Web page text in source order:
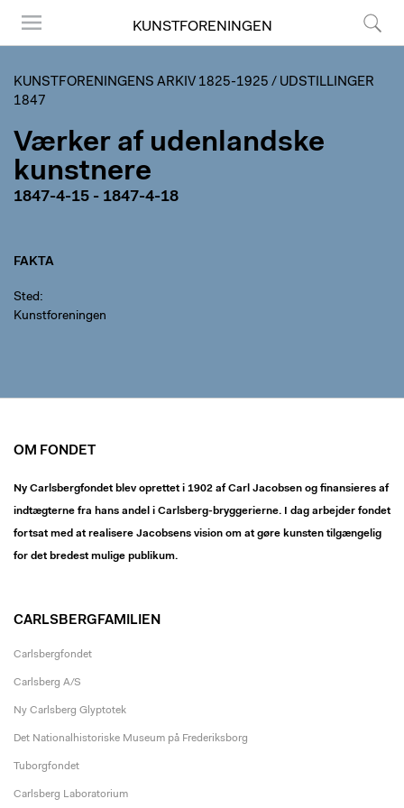
KUNSTFORENINGEN
KUNSTFORENINGENS ARKIV 1825-1925 / UDSTILLINGER
1847
Værker af udenlandske
kunstnere
1847-4-15 - 1847-4-18
FAKTA
Sted
Kunstforeningen
OM FONDET
Ny Carlsbergfondet blev oprettet i 1902 af Carl Jacobsen og finansieres af
indtægterne fra hans andel i Carlsberg-bryggerierne. I dag arbejder fondet
fortsat med at realisere Jacobsens vision om at gøre kunsten tilgængelig
for det bredest mulige publikum.
CARLSBERGFAMILIEN
Carlsbergfondet
Carlsberg A/S
Ny Carlsberg Glyptotek
Det Nationalhistoriske Museum på Frederiksborg
Tuborgfondet
Carlsberg Laboratorium